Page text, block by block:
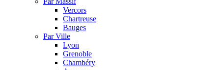
Vercors
Chartreuse
Bauges
Par Ville
Lyon
Grenoble
Chambéry